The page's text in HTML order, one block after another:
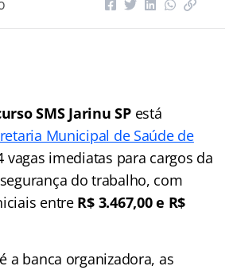
SMS Jarinu SP está
Municipal de Saúde de
vagas imediatas para cargos da
do trabalho, com
entre R$ 3.467,00 e R$
a banca organizadora, as